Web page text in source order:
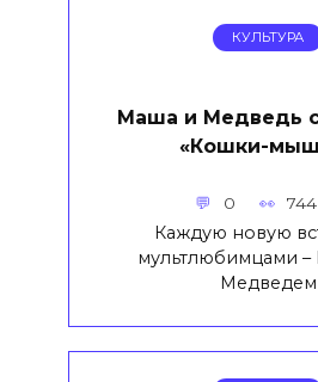
КУЛЬТУРА
Маша и Медведь
«Кошки-
0 744
Каждую новую
мультлюбимцами
Медведем